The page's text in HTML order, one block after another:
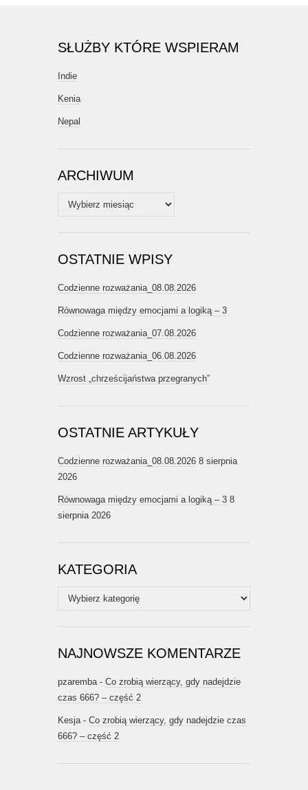
SŁUŻBY KTÓRE WSPIERAM
Indie
Kenia
Nepal
ARCHIWUM
Archiwum
OSTATNIE WPISY
Codzienne rozważania_08.08.2026
Równowaga między emocjami a logiką – 3
Codzienne rozważania_07.08.2026
Codzienne rozważania_06.08.2026
Wzrost „chrześcijaństwa przegranych”
OSTATNIE ARTYKUŁY
Codzienne rozważania_08.08.2026 8 sierpnia
2026
Równowaga między emocjami a logiką – 3 8
sierpnia 2026
KATEGORIA
Kategoria
NAJNOWSZE KOMENTARZE
pzaremba- Co zrobią wierzący, gdy nadejdzie
czas 666? – część 2
Kesja- Co zrobią wierzący, gdy nadejdzie czas
666? – część 2